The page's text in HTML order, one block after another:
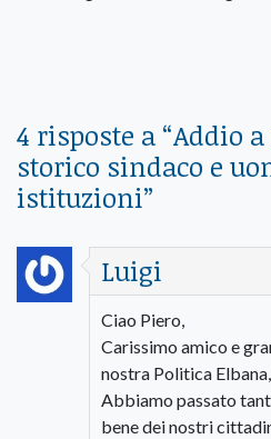
4 risposte a “Addio
storico sindaco e
istituzioni”
Luigi
Ciao Piero,
Carissimo amico e
nostra Politica
Abbiamo passato
bene dei nostri